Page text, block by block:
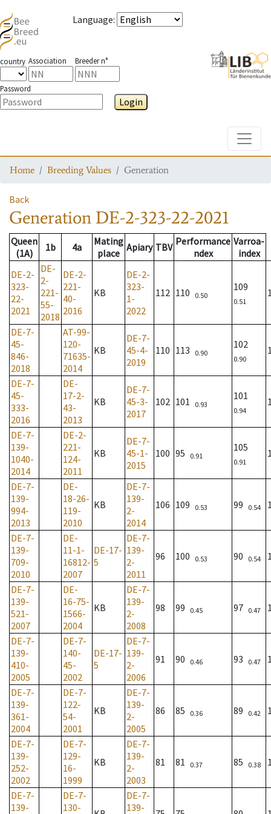
Language:
country Association Breeder n°
Password
Login
Home Breeding Values Generation
Back
Generation DE-2-323-22-2021
Queen
(1A)
1b 4a
Mating
place Apiary TBV Performance
ndex
Varroa-
index
DE-2-
323-
22-
2021
DE-
2-
221-
55-
2018
DE-2-
221-
40-
2016
KB
DE-2-
323-
1-
2022
112 110 0.50
109
0.51
DE-7-
45-
846-
2018
AT-99-
120-
71635-
2014
KB
DE-7-
45-4-
2019
110 113 0.90
102
0.90
DE-7-
45-
333-
2016
DE-
17-2-
43-
2013
KB
DE-7-
45-3-
2017
102 101 0.93
101
0.94
DE-7-
139-
1040-
2014
DE-2-
221-
124-
2011
KB
DE-7-
45-1-
2015
100 95 0.91
105
0.91
DE-7-
139-
994-
2013
DE-
18-26-
119-
2010
KB
DE-7-
139-
2-
2014
106 109 0.53 99 0.54
DE-7-
139-
709-
2010
DE-
11-1-
16812-
2007
DE-17-
5
DE-7-
139-
2-
2011
96 100 0.53 90 0.54
DE-7-
139-
521-
2007
DE-
16-75-
1566-
2004
KB
DE-7-
139-
2-
2008
98 99 0.45 97 0.47
DE-7-
139-
410-
2005
DE-7-
140-
45-
2002
DE-17-
5
DE-7-
139-
2-
2006
91 90 0.46 93 0.47
DE-7-
139-
361-
2004
DE-7-
122-
54-
2001
KB
DE-7-
139-
2-
2005
86 85 0.36 89 0.42
DE-7-
139-
252-
2002
DE-7-
129-
16-
1999
KB
DE-7-
139-
2-
2003
81 81 0.37 85 0.38
DE-7-
139-
DE-7-
130-
DE-7-
139-